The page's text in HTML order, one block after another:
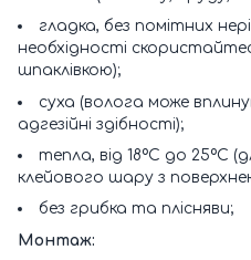
гладка, без помітних
необхідності
шпаклівкою);
суха (волога може
адгезійні здібності);
тепла, від 18ºС до 25ºС
клейового шару з
без грибка та плісняви;
Монтаж: